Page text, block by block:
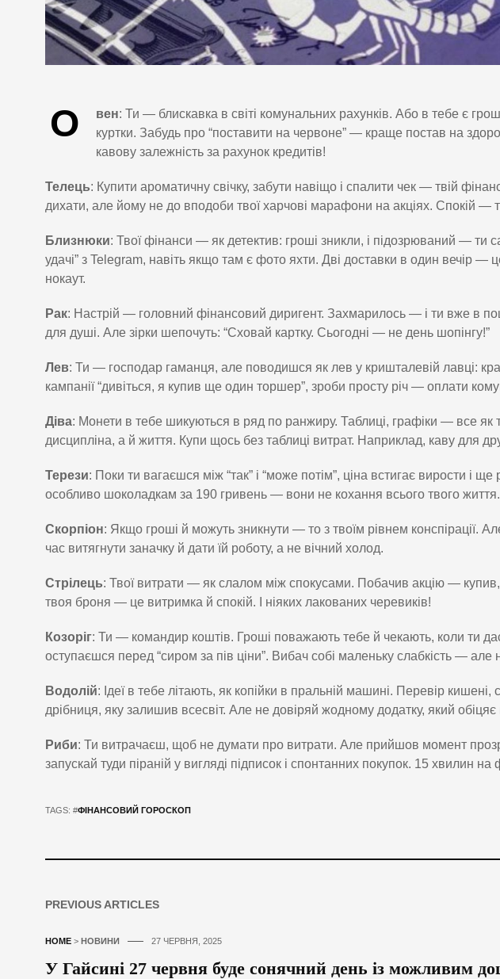
О вен: Ти — блискавка в світі комунальних рахунків. Або в тебе є
куртки. Забудь про “поставити на червоне” — краще постав на
кавову залежність за рахунок кредитів!
Телець: Купити ароматичну свічку, забути навіщо і спалити чек — твій
дихати, але йому не до вподоби твої харчові марафони на акціях. Спокій —
Близнюки: Твої фінанси — як детектив: гроші зникли, і підозрюваний — ти
удачі” з Telegram, навіть якщо там є фото яхти. Дві доставки в один вечір —
нокаут.
Рак: Настрій — головний фінансовий диригент. Захмарилось — і ти вже в
для душі. Але зірки шепочуть: “Сховай картку. Сьогодні — не день шопінгу!”
Лев: Ти — господар гаманця, але поводишся як лев у кришталевій лавці:
кампанії “дивіться, я купив ще один торшер”, зроби просту річ — оплати
Діва: Монети в тебе шикуються в ряд по ранжиру. Таблиці, графіки — все як
дисципліна, а й життя. Купи щось без таблиці витрат. Наприклад, каву для
Терези: Поки ти вагаєшся між “так” і “може потім”, ціна встигає вирости і
особливо шоколадкам за 190 гривень — вони не кохання всього твого життя.
Скорпіон: Якщо гроші й можуть зникнути — то з твоїм рівнем
час витягнути заначку й дати їй роботу, а не вічний холод.
Стрілець: Твої витрати — як слалом між спокусами. Побачив акцію —
твоя броня — це витримка й спокій. І ніяких лакованих черевиків!
Козоріг: Ти — командир коштів. Гроші поважають тебе й чекають, коли ти
оступаєшся перед “сиром за пів ціни”. Вибач собі маленьку слабкість — але
Водолій: Ідеї в тебе літають, як копійки в пральній машині. Перевір
дрібниця, яку залишив всесвіт. Але не довіряй жодному додатку, який
Риби: Ти витрачаєш, щоб не думати про витрати. Але прийшов момент
запускай туди піраній у вигляді підписок і спонтанних покупок. 15 хвилин
TAGS: #ФІНАНСОВИЙ ГОРОСКОП
PREVIOUS ARTICLES
HOME > НОВИНИ 27 ЧЕРВНЯ, 2025
У Гайсині 27 червня буде сонячний день із можливим